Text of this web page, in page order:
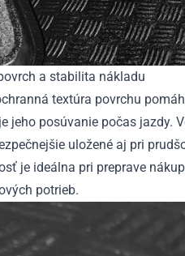
a stabilita nákladu
textúra povrchu
jeho posúvanie počas jazdy.
uložené aj pri
je ideálna pri preprave
potrieb.